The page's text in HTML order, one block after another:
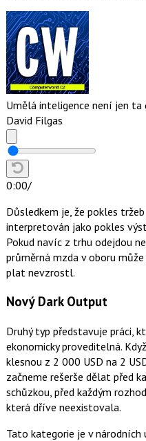
Umělá inteligence není jen
David Filgas
0:00/
Důsledkem je, že pokles
interpretován jako pokles
Pokud navíc z trhu odejdou
průměrná mzda v oboru
plat nevzrostl.
Nový Dark Output
Druhý typ představuje práci,
ekonomicky proveditelná.
klesnou z 2 000 USD na 2
začneme rešerše dělat před
schůzkou, před každým
která dříve neexistovala.
Tato kategorie je v